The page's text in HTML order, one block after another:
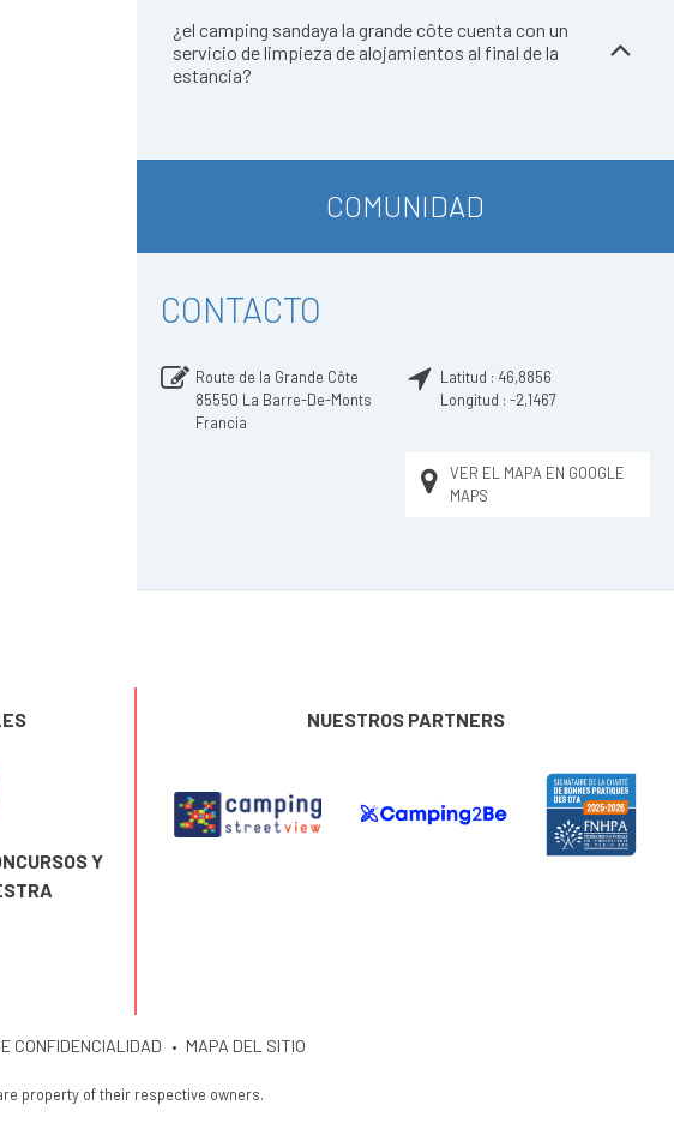
¿el camping sandaya la grande côte cuenta con un
servicio de limpieza de alojamientos al final de la
estancia?
COMUNIDAD
CONTACTO
Route de la Grande Côte
85550 La Barre-De-Monts
Francia
Latitud : 46,8856
Longitud : -2,1467
VER EL MAPA EN GOOGLE
MAPS
Y
NUESTROS PARTNERS
CONFIDENCIALIDAD MAPA DEL SITIO
property of their respective owners.